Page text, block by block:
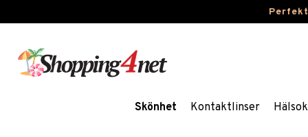
Skönhet Kontaktlinser